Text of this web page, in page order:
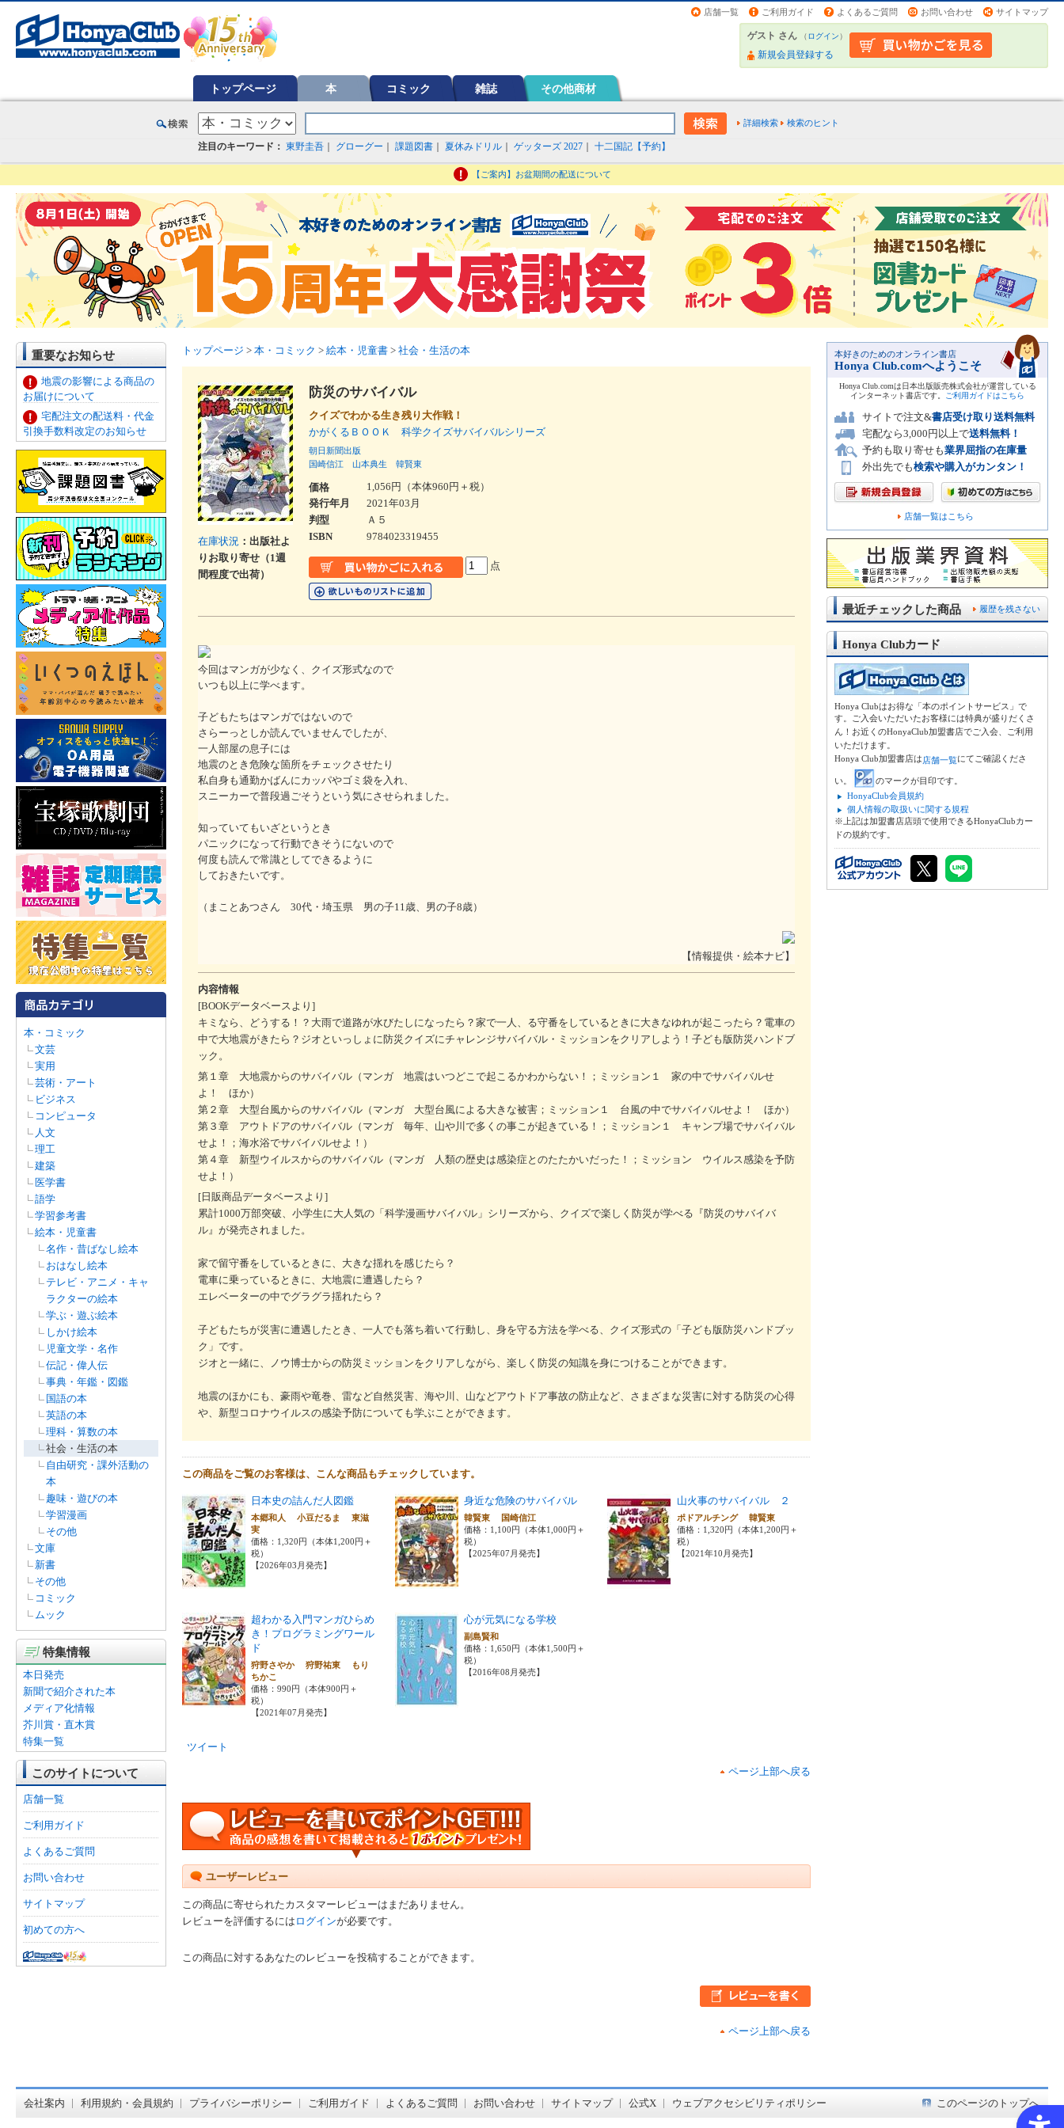
店舗一覧 ご利用ガイド よくあるご質問 お問い合わせ サイトマップ
ゲスト さん （ログイン）
新規会員登録する
トップページ 本 コミック 雑誌 その他商材
詳細検索 検索のヒント
注目のキーワード： 東野圭吾 グローグー 課題図書 夏休みドリル ゲッターズ 2027 十二国記【予約】
【ご案内】お盆期間の配送について
重要なお知らせ
地震の影響による商品の
お届けについて
宅配注文の配送料・代金
引換手数料改定のお知らせ
本・コミック
文芸
実用
芸術・アート
ビジネス
コンピュータ
人文
理工
建築
医学書
語学
学習参考書
絵本・児童書
名作・昔ばなし絵本
おはなし絵本
テレビ・アニメ・キャ
ラクターの絵本
学ぶ・遊ぶ絵本
しかけ絵本
児童文学・名作
伝記・偉人伝
事典・年鑑・図鑑
国語の本
英語の本
理科・算数の本
社会・生活の本
自由研究・課外活動の
本
趣味・遊びの本
学習漫画
その他
文庫
新書
その他
コミック
ムック
特集情報
本日発売
新聞で紹介された本
メディア化情報
芥川賞・直木賞
特集一覧
このサイトについて
店舗一覧
ご利用ガイド
よくあるご質問
お問い合わせ
サイトマップ
初めての方へ
トップページ > 本・コミック > 絵本・児童書 > 社会・生活の本
在庫状況 ：出版社よ
りお取り寄せ（1週
間程度で出荷）
防災のサバイバル
クイズでわかる生き残り大作戦！
かがくるＢＯＯＫ 科学クイズサバイバルシリーズ
朝日新聞出版
国崎信江
山本典生 韓賢東
価格
1,056円（本体960円＋税）
発行年月
2021年03月
判型
Ａ５
ISBN
9784023319455
点
今回はマンガが少なく、クイズ形式なので
いつも以上に学べます。
子どもたちはマンガではないので
さらーっとしか読んでいませんでしたが、
一人部屋の息子には
地震のとき危険な箇所をチェックさせたり
私自身も通勤かばんにカッパやゴミ袋を入れ、
スニーカーで普段過ごそうという気にさせられました。
知っていてもいざというとき
パニックになって行動できそうにないので
何度も読んで常識としてできるように
しておきたいです。
（まことあつさん 30代・埼玉県 男の子11歳、男の子8歳）
【情報提供・絵本ナビ】
内容情報
[BOOKデータベースより]
キミなら、どうする！？大雨で道路が水びたしになったら？家で一人、る守番をしているときに大きなゆれが起こったら？電車の
中で大地震がきたら？ジオといっしょに防災クイズにチャレンジサバイバル・ミッションをクリアしよう！子ども版防災ハンドブ
ック。
第１章 大地震からのサバイバル（マンガ 地震はいつどこで起こるかわからない！；ミッション１ 家の中でサバイバルせ
よ！ ほか）
第２章 大型台風からのサバイバル（マンガ 大型台風による大きな被害；ミッション１ 台風の中でサバイバルせよ！ ほか）
第３章 アウトドアのサバイバル（マンガ 毎年、山や川で多くの事こが起きている！；ミッション１ キャンプ場でサバイバル
せよ！；海水浴でサバイバルせよ！）
第４章 新型ウイルスからのサバイバル（マンガ 人類の歴史は感染症とのたたかいだった！；ミッション ウイルス感染を予防
せよ！）
[日販商品データベースより]
累計1000万部突破、小学生に大人気の「科学漫画サバイバル」シリーズから、クイズで楽しく防災が学べる『防災のサバイバ
ル』が発売されました。
家で留守番をしているときに、大きな揺れを感じたら？
電車に乗っているときに、大地震に遭遇したら？
エレベーターの中でグラグラ揺れたら？
子どもたちが災害に遭遇したとき、一人でも落ち着いて行動し、身を守る方法を学べる、クイズ形式の「子ども版防災ハンドブッ
ク」です。
ジオと一緒に、ノウ博士からの防災ミッションをクリアしながら、楽しく防災の知識を身につけることができます。
地震のほかにも、豪雨や竜巻、雷など自然災害、海や川、山などアウトドア事故の防止など、さまざまな災害に対する防災の心得
や、新型コロナウイルスの感染予防についても学ぶことができます。
この商品をご覧のお客様は、こんな商品もチェックしています。
日本史の詰んだ人図鑑
本郷和人 小豆だるま 東滋
実
価格：1,320円（本体1,200円＋
税）
【2026年03月発売】
身近な危険のサバイバル
韓賢東 国崎信江
価格：1,100円（本体1,000円＋
税）
【2025年07月発売】
山火事のサバイバル ２
ポドアルチング 韓賢東
価格：1,320円（本体1,200円＋
税）
【2021年10月発売】
超わかる入門マンガひらめ
き！プログラミングワール
ド
狩野さやか 狩野祐東 もり
ちかこ
価格：990円（本体900円＋
税）
【2021年07月発売】
心が元気になる学校
副島賢和
価格：1,650円（本体1,500円＋
税）
【2016年08月発売】
ツイート
ページ上部へ戻る
ユーザーレビュー
この商品に寄せられたカスタマーレビューはまだありません。
レビューを評価するには ログインが必要です。
この商品に対するあなたのレビューを投稿することができます。
ページ上部へ戻る
本好きのためのオンライン書店
Honya Club.comへようこそ
Honya Club.comは日本出版販売株式会社が運営している
インターネット書店です。
ご利用ガイドはこちら
サイトで注文&書店受け取り送料無料
宅配なら3,000円以上で送料無料！
予約も取り寄せも業界屈指の在庫量
外出先でも検索や購入がカンタン！
店舗一覧はこちら
履歴を残さない
最近チェックした商品
Honya Clubカード
Honya Clubはお得な「本のポイントサービス」で
す。ご入会いただいたお客様には特典が盛りだくさ
ん！お近くのHonyaClub加盟書店でご入会、ご利用
いただけます。
Honya Club加盟書店は店舗一覧にてご確認くださ
い。
のマークが目印です。
HonyaClub会員規約
個人情報の取扱いに関する規程
※上記は加盟書店店頭で使用できるHonyaClubカー
ドの規約です。
会社案内 利用規約・会員規約 プライバシーポリシー ご利用ガイド よくあるご質問 お問い合わせ サイトマップ 公式X ウェブアクセシビリティポリシー このページのトップへ